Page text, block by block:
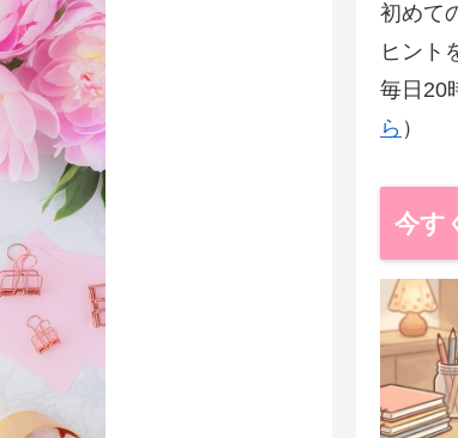
初めて
ヒント
毎日20
ら ）
今す